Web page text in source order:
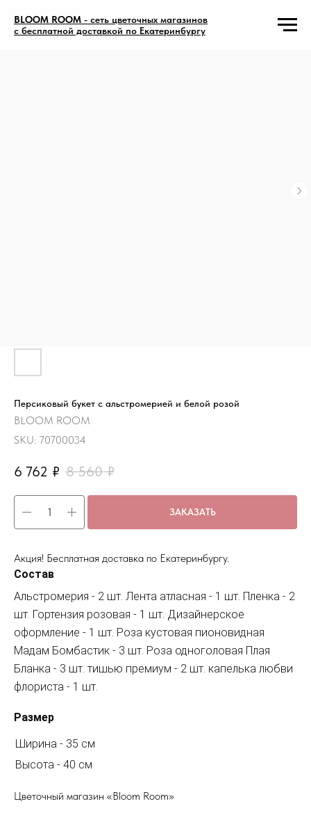
BLOOM ROOM - сеть цветочных магазинов
с бесплатной доставкой по Екатеринбургу
Персиковый букет с альстромерией и белой розой
BLOOM ROOM
SKU: 70700034
6 762 ₽ 8 560 ₽
ЗАКАЗАТЬ
Акция! Бесплатная доставка по Екатеринбургу.
Состав
Альстромерия - 2 шт. Лента атласная - 1 шт. Пленка - 2
шт. Гортензия розовая - 1 шт. Дизайнерское
оформление - 1 шт. Роза кустовая пионовидная
Мадам Бомбастик - 3 шт. Роза одноголовая Плая
Бланка - 3 шт. тишью премиум - 2 шт. капелька любви
флориста - 1 шт.
Размер
Ширина - 35 см
Высота - 40 см
Цветочный магазин «Bloom Room»